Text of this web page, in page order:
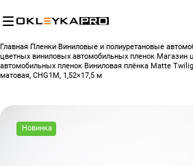
Главная Пленки Виниловые и полиуретановые
цветных виниловых автомобильных пленок Магазин
автомобильных пленок Виниловая плёнка Matte
матовая, CHG1M, 1,52×17,5 м
Новинка